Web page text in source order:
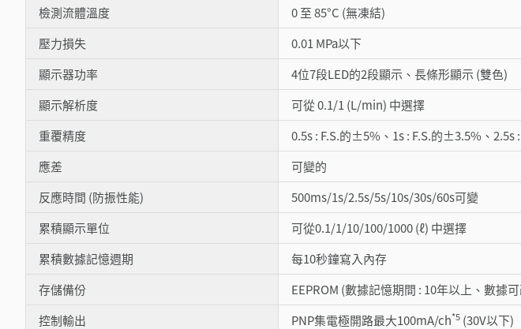
檢測流體溫度
0 至 85°C (無凍結)
壓力損失
0.01 MPa以下
顯示器功率
4位7段LED的2段顯示、長條形顯示 (雙色)
顯示解析度
可從 0.1/1 (L/min) 中選擇
重覆精度
0.5s : F.S.的±5%、1s : F.S.的±3.5%、
應差
可變的
反應時間 (防振性能)
500ms/1s/2.5s/5s/10s/30s/60s可變
累積顯示單位
可從0.1/1/10/100/1000 (ℓ) 中選擇
累積數據記憶週期
每10秒鐘寫入內存
存儲備份
EEPROM (數據記憶期間 : 10年以上、數據
控制輸出
PNP集電極開路最大100mA/ch*5 (30V以下)